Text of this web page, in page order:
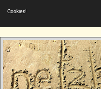
Cookies!